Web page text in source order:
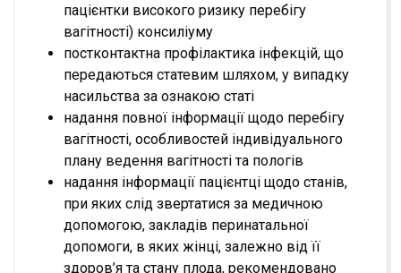
пацієнтки високого ризику перебігу
вагітності) консиліуму
постконтактна профілактика інфекцій, що
передаються статевим шляхом, у випадку
насильства за ознакою статі
надання повної інформації щодо перебігу
вагітності, особливостей індивідуального
плану ведення вагітності та пологів
надання інформації пацієнтці щодо станів,
при яких слід звертатися за медичною
допомогою, закладів перинатальної
допомоги, в яких жінці, залежно від її
здоров’я та стану плода, рекомендовано